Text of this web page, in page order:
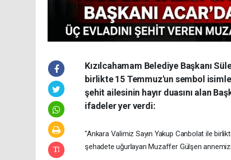
Kızılcahamam Belediye Başkanı
birlikte 15 Temmuz'un sembol
şehit ailesinin hayır duasını alan
ifadeler yer verdi:
"Ankara Valimiz Sayın Yakup Canbolat ile
şehadete uğurlayan Muzaffer Gülşen annemizi